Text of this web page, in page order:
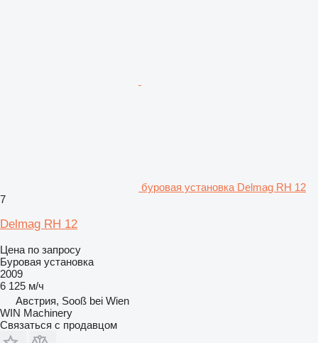
буровая установка Delmag RH 12
7
Delmag RH 12
Цена по запросу
Буровая установка
2009
6 125 м/ч
Австрия, Sooß bei Wien
WIN Machinery
Связаться с продавцом